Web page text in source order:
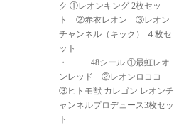
ク ①レオンキング 2枚セッ
ト ②赤衣レオン ③レオン
チャンネル（キック） ４枚セ
ット
・
48シール ①最虹レオ
ンレッド ②レオンロココ
③ヒトモ獣 カレゴン レオンチ
ャンネルプロデュース3枚セッ
ト